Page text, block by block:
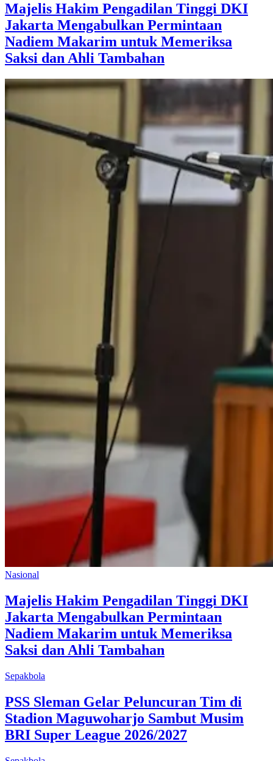
Majelis Hakim Pengadilan Tinggi DKI
Jakarta Mengabulkan Permintaan
Nadiem Makarim untuk Memeriksa
Saksi dan Ahli Tambahan
Nasional
Majelis Hakim Pengadilan Tinggi DKI
Jakarta Mengabulkan Permintaan
Nadiem Makarim untuk Memeriksa
Saksi dan Ahli Tambahan
Sepakbola
PSS Sleman Gelar Peluncuran Tim di
Stadion Maguwoharjo Sambut Musim
BRI Super League 2026/2027